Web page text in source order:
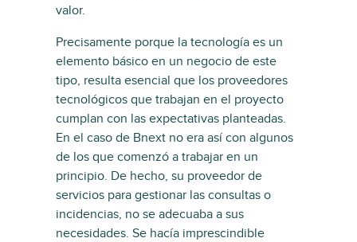
valor.
Precisamente porque la tecnología es un
elemento básico en un negocio de este
tipo, resulta esencial que los proveedores
tecnológicos que trabajan en el proyecto
cumplan con las expectativas planteadas.
En el caso de Bnext no era así con algunos
de los que comenzó a trabajar en un
principio. De hecho, su proveedor de
servicios para gestionar las consultas o
incidencias, no se adecuaba a sus
necesidades. Se hacía imprescindible